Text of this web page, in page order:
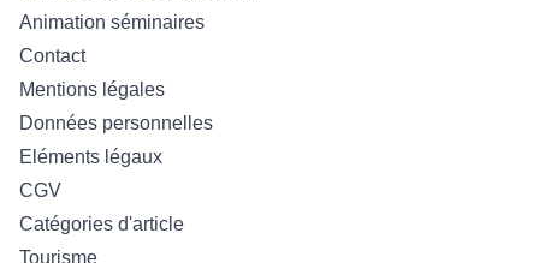
Animation séminaires
Contact
Mentions légales
Données personnelles
Eléments légaux
CGV
Catégories d'article
Tourisme